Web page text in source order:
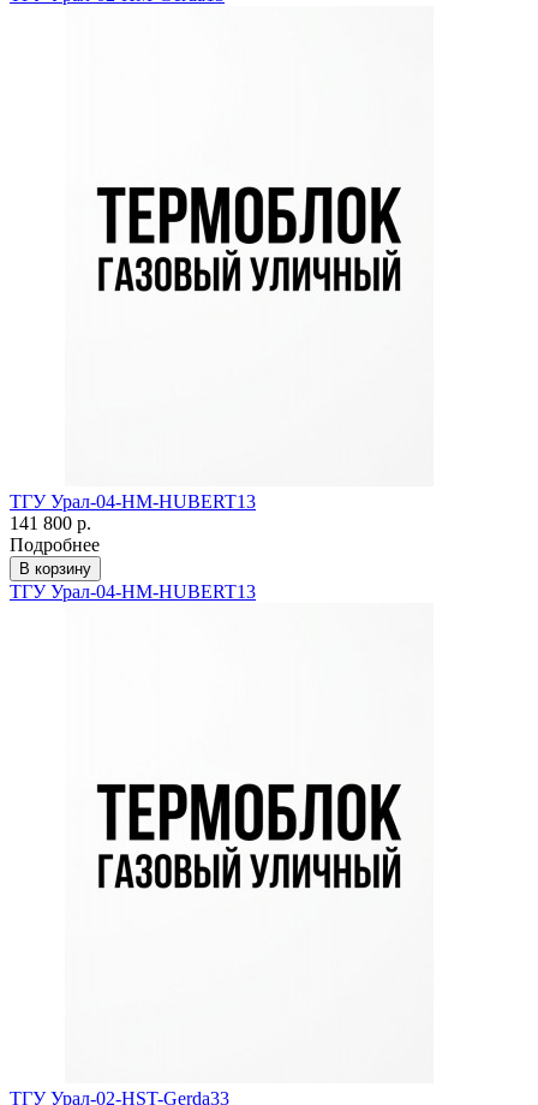
ТГУ Урал-04-HM-HUBERT13
141 800 р.
Подробнее
В корзину
ТГУ Урал-04-HM-HUBERT13
ТГУ Урал-02-HST-Gerda33